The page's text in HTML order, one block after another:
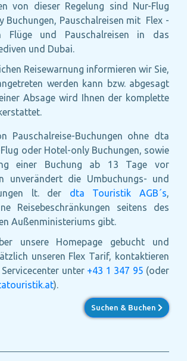
von dieser Regelung sind Nur-Flug
Buchungen, Pauschalreisen mit Flex -
Flüge und Pauschalreisen in das
und Dubai.
Reisewarnung informieren wir Sie,
werden kann bzw. abgesagt
Absage wird Ihnen der komplette
Pauschalreise-Buchungen ohne dta
oder Hotel-only Buchungen, sowie
einer Buchung ab 13 Tage vor
unverändert die Umbuchungs- und
lt. der dta Touristik AGB´s,
Reisebeschränkungen seitens des
Außenministeriums gibt.
unsere Homepage gebucht und
unseren Flex Tarif, kontaktieren
unter +43 1 347 95 (oder
).
Suchen & Buchen